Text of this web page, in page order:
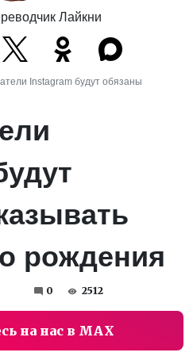
Лайкни
Instagram будут обязаны
рождения
0 2512
на нас в MAX